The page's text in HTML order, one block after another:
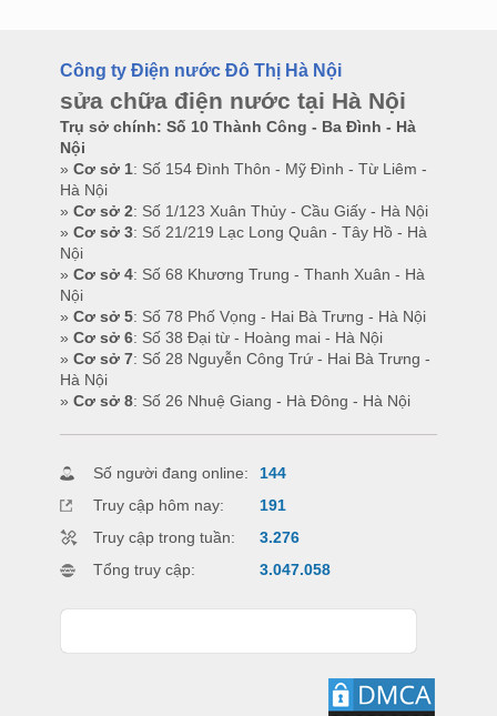
Công ty Điện nước Đô Thị Hà Nội
sửa chữa điện nước tại Hà Nội
Trụ sở chính: Số 10 Thành Công - Ba Đình - Hà
Nội
» Cơ sở 1: Số 154 Đình Thôn - Mỹ Đình - Từ Liêm -
Hà Nội
» Cơ sở 2: Số 1/123 Xuân Thủy - Cầu Giấy - Hà Nội
» Cơ sở 3: Số 21/219 Lạc Long Quân - Tây Hồ - Hà
Nội
» Cơ sở 4: Số 68 Khương Trung - Thanh Xuân - Hà
Nội
» Cơ sở 5: Số 78 Phố Vọng - Hai Bà Trưng - Hà Nội
» Cơ sở 6: Số 38 Đại từ - Hoàng mai - Hà Nội
» Cơ sở 7: Số 28 Nguyễn Công Trứ - Hai Bà Trưng -
Hà Nội
» Cơ sở 8: Số 26 Nhuệ Giang - Hà Đông - Hà Nội
Số người đang online:
144
Truy cập hôm nay:
191
Truy cập trong tuần:
3.276
Tổng truy cập:
3.047.058